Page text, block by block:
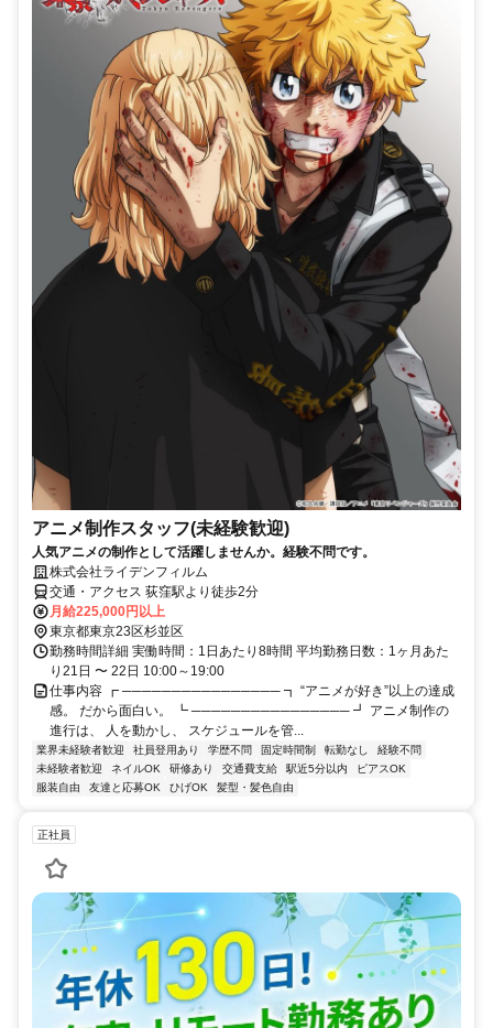
アニメ制作スタッフ(未経験歓迎)
人気アニメの制作として活躍しませんか。経験不問です。
株式会社ライデンフィルム
交通・アクセス 荻窪駅より徒歩2分
月給225,000円以上
東京都東京23区杉並区
勤務時間詳細 実働時間：1日あたり8時間 平均勤務日数：1ヶ月あた
り21日 〜 22日 10:00～19:00
仕事内容 ┏ ──────────────── ┓ “アニメが好き”以上の達成
感。 だから面白い。 ┗ ──────────────── ┛ アニメ制作の
進行は、 人を動かし、 スケジュールを管...
業界未経験者歓迎 社員登用あり 学歴不問 固定時間制 転勤なし
経験不問
未経験者歓迎
ネイルOK 研修あり 交通費支給 駅近5分以内
ピアスOK
服装自由
友達と応募OK ひげOK 髪型・髪色自由
正社員